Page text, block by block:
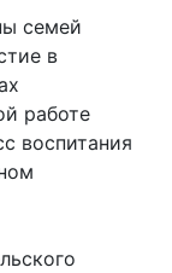
семей
в
работе
воспитания